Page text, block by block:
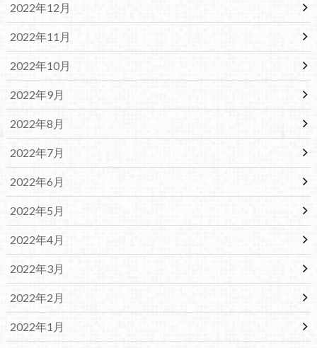
2022年12月
2022年11月
2022年10月
2022年9月
2022年8月
2022年7月
2022年6月
2022年5月
2022年4月
2022年3月
2022年2月
2022年1月